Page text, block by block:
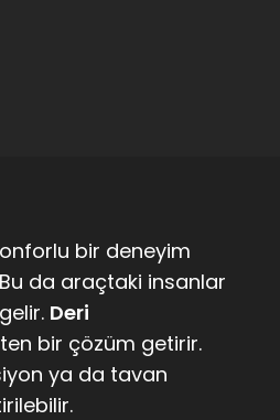
bir deneyim
da araçtaki insanlar
Deri
bir çözüm getirir.
ya da tavan